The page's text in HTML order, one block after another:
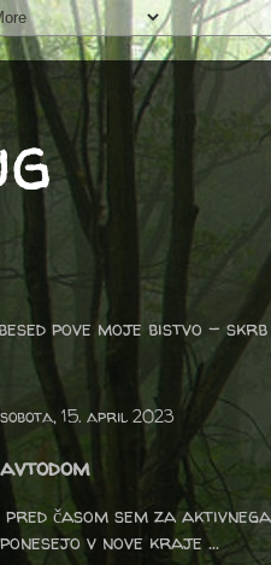
pove moje bistvo -
sobota, 15. april 2023
avtodom
pred časom sem za
ponesejo v nove kraje ...